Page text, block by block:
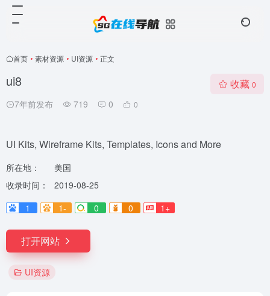
首页 • 素材资源 • UI资源 • 正文
ui8
7年前发布 719 0 0
收藏 0
UI Kits, Wireframe Kits, Templates, Icons and More
所在地：
美国
收录时间：
2019-08-25
1
1- 0 0 1+
打开网站
UI资源